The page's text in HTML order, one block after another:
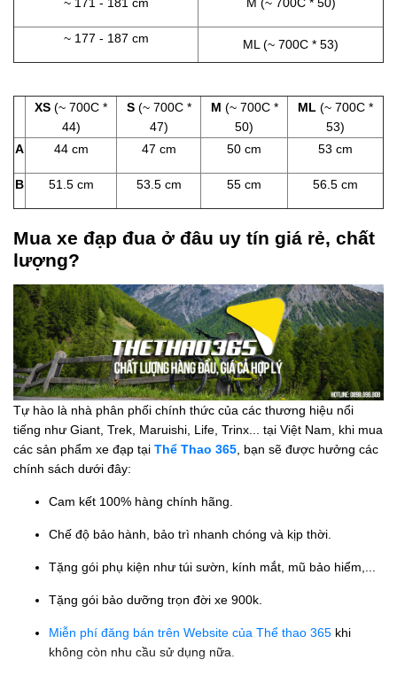
~ 177 - 187 cm ML (~ 700C * 53)
XS (~ 700C *
44)
S (~ 700C *
47)
M (~ 700C *
50)
ML (~ 700C *
53)
A
44 cm 47 cm 50 cm 53 cm
B 51.5 cm 53.5 cm 55 cm 56.5 cm
Mua xe đạp đua ở đâu uy tín giá rẻ, chất
lượng?
Tự hào là nhà phân phối chính thức của các thương hiệu nổi
tiếng như Giant, Trek, Maruishi, Life, Trinx... tại Việt Nam, khi mua
các sản phẩm xe đạp tại Thể Thao 365 , bạn sẽ được hưởng các
chính sách dưới đây:
Cam kết 100% hàng chính hãng.
Chế độ bảo hành, bảo trì nhanh chóng và kịp thời.
Tặng gói phụ kiện như túi sườn, kính mắt, mũ bảo hiểm,...
Tặng gói bảo dưỡng trọn đời xe 900k.
Miễn phí đăng bán trên Website của Thể thao 365 khi
không còn nhu cầu sử dụng nữa.